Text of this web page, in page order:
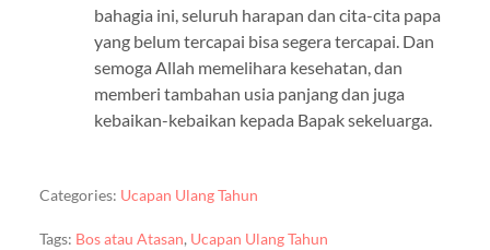
bahagia ini, seluruh harapan dan cita-cita papa
yang belum tercapai bisa segera tercapai. Dan
semoga Allah memelihara kesehatan, dan
memberi tambahan usia panjang dan juga
kebaikan-kebaikan kepada Bapak sekeluarga.
Categories: Ucapan Ulang Tahun
Tags: Bos atau Atasan, Ucapan Ulang Tahun